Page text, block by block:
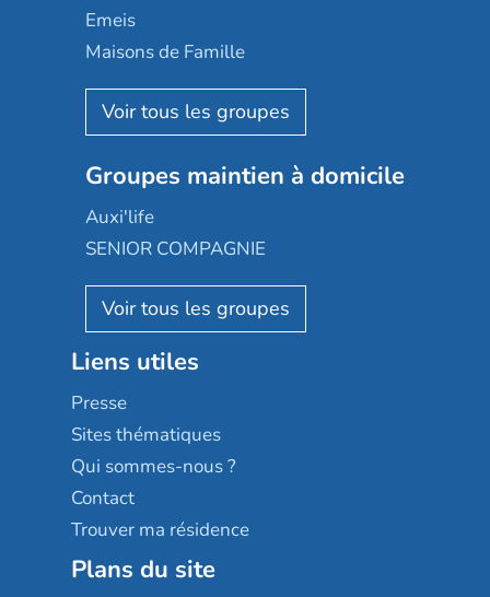
Domusvi
Happy Senior
Aquarelia
Nexity edenea
Les jardins d'Arcadie
Occitalia
Appartseniors
Reseda
Stella management
Les villages d'or
Sérénys
Résidences services Villa Médicis
Emeis
Maisons de Famille
Korian
Emera
Groupe SOS
Le Noble Âge
Almage
Résidalya
Groupe aplus
Groupes maintien à domicile
Auxi'life
SENIOR COMPAGNIE
AGE D'OR Services
Liens utiles
Presse
Sites thématiques
Qui sommes-nous ?
Contact
Trouver ma résidence
Plans du site